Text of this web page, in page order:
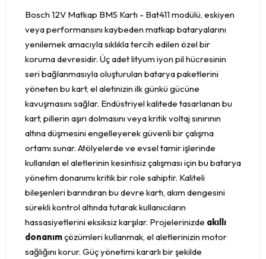
Bosch 12V Matkap BMS Kartı - Bat411 modülü, eskiyen
veya performansını kaybeden matkap bataryalarını
yenilemek amacıyla sıklıkla tercih edilen özel bir
koruma devresidir. Üç adet lityum iyon pil hücresinin
seri bağlanmasıyla oluşturulan batarya paketlerini
yöneten bu kart, el aletinizin ilk günkü gücüne
kavuşmasını sağlar. Endüstriyel kalitede tasarlanan bu
kart, pillerin aşırı dolmasını veya kritik voltaj sınırının
altına düşmesini engelleyerek güvenli bir çalışma
ortamı sunar. Atölyelerde ve evsel tamir işlerinde
kullanılan el aletlerinin kesintisiz çalışması için bu batarya
yönetim donanımı kritik bir role sahiptir. Kaliteli
bileşenleri barındıran bu devre kartı, akım dengesini
sürekli kontrol altında tutarak kullanıcıların
hassasiyetlerini eksiksiz karşılar. Projelerinizde akıllı
donanımçözümleri kullanmak, el aletlerinizin motor
sağlığını korur. Güç yönetimi kararlı bir şekilde